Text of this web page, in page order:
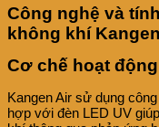
Công nghệ và
không khí
Cơ chế hoạt động
Kangen Air sử dụng
hợp với đèn LED UV